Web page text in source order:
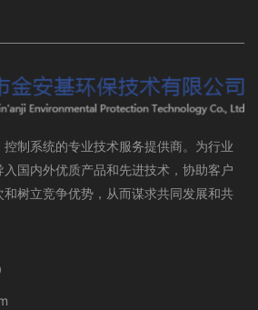
控制系统的专业技术服务提供商。为行业
入国内外优质产品和先进技术，协助客户
和树立竞争优势，从而谋求共同发展和共